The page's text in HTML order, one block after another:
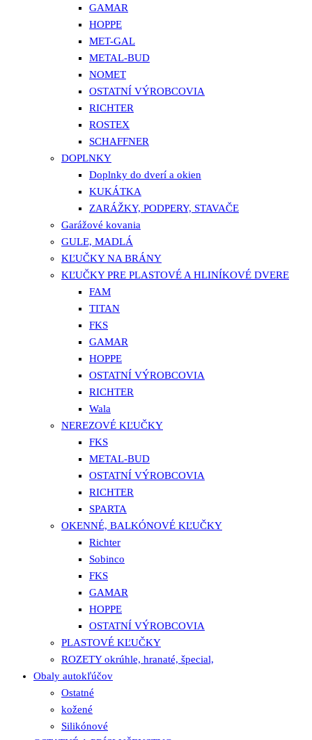
GAMAR
HOPPE
MET-GAL
METAL-BUD
NOMET
OSTATNÍ VÝROBCOVIA
RICHTER
ROSTEX
SCHAFFNER
DOPLNKY
Doplnky do dverí a okien
KUKÁTKA
ZARÁŽKY, PODPERY, STAVAČE
Garážové kovania
GULE, MADLÁ
KĽUČKY NA BRÁNY
KĽUČKY PRE PLASTOVÉ A HLINÍKOVÉ DVERE
FAM
TITAN
FKS
GAMAR
HOPPE
OSTATNÍ VÝROBCOVIA
RICHTER
Wala
NEREZOVÉ KĽUČKY
FKS
METAL-BUD
OSTATNÍ VÝROBCOVIA
RICHTER
SPARTA
OKENNÉ, BALKÓNOVÉ KĽUČKY
Richter
Sobinco
FKS
GAMAR
HOPPE
OSTATNÍ VÝROBCOVIA
PLASTOVÉ KĽUČKY
ROZETY okrúhle, hranaté, špecial,
Obaly autokľúčov
Ostatné
kožené
Silikónové